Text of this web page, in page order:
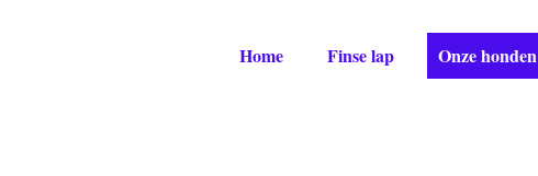
Home Finse lap Onze honden